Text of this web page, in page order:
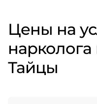
Цены на
Тайцы